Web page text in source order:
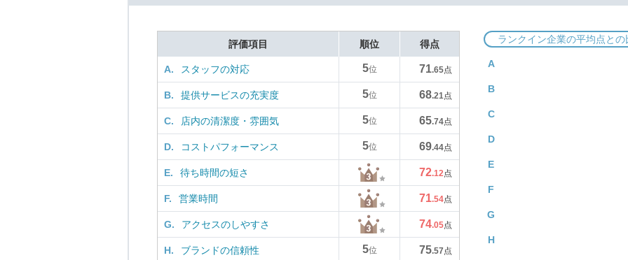
評価項目 順位 得点
A. スタッフの対応 5位 71.65点
B. 提供サービスの充実度 5位 68.21点
C. 店内の清潔度・雰囲気 5位 65.74点
D. コストパフォーマンス 5位 69.44点
E. 待ち時間の短さ 72.12点
F. 営業時間 71.54点
G. アクセスのしやすさ 74.05点
H. ブランドの信頼性 5位 75.57点
ランクイン企業の平均点との
A
B
C
D
E
F
G
H